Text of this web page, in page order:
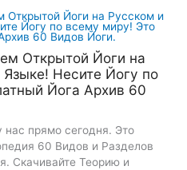
Открытой Йоги на
Несите Йогу по
Йога Архив 60
нас прямо сегодня. Это
60 Видов и Разделов
Скачивайте Теорию и